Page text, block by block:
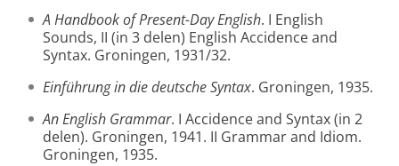
A Handbook of Present-Day English. I English
Sounds, II (in 3 delen) English Accidence and
Syntax. Groningen, 1931/32.
Einführung in die deutsche Syntax. Groningen, 1935.
An English Grammar. I Accidence and Syntax (in 2
delen). Groningen, 1941. II Grammar and Idiom.
Groningen, 1935.